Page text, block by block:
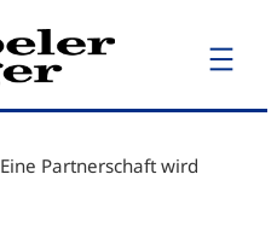
Eine Partnerschaft wird